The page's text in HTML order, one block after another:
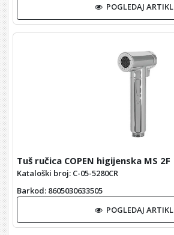
POGLEDAJ ARTIKL
Tuš ručica COPEN higijenska MS 2F
Kataloški broj: C-05-5280CR
Barkod: 8605030633505
POGLEDAJ ARTIKL